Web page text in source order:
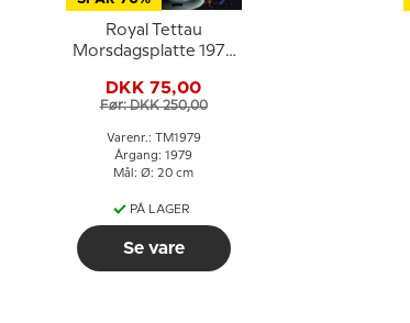
Royal Tettau
Morsdagsplatte 1979
killinger
DKK 75,00
Før: DKK 250,00
Varenr.: TM1979
Årgang: 1979
Mål: Ø: 20 cm
PÅ LAGER
Se vare